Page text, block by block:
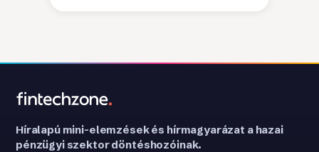
Híralapú mini-elemzések és hírmagyarázat a hazai
pénzügyi szektor döntéshozóinak.